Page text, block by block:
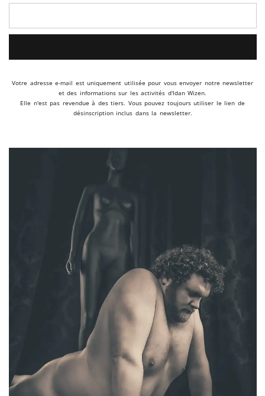
Votre adresse e-mail est uniquement utilisée pour vous envoyer notre newsletter
et des informations sur les activités d'Idan Wizen.
Elle n'est pas revendue à des tiers. Vous pouvez toujours utiliser le lien de
désinscription inclus dans la newsletter.